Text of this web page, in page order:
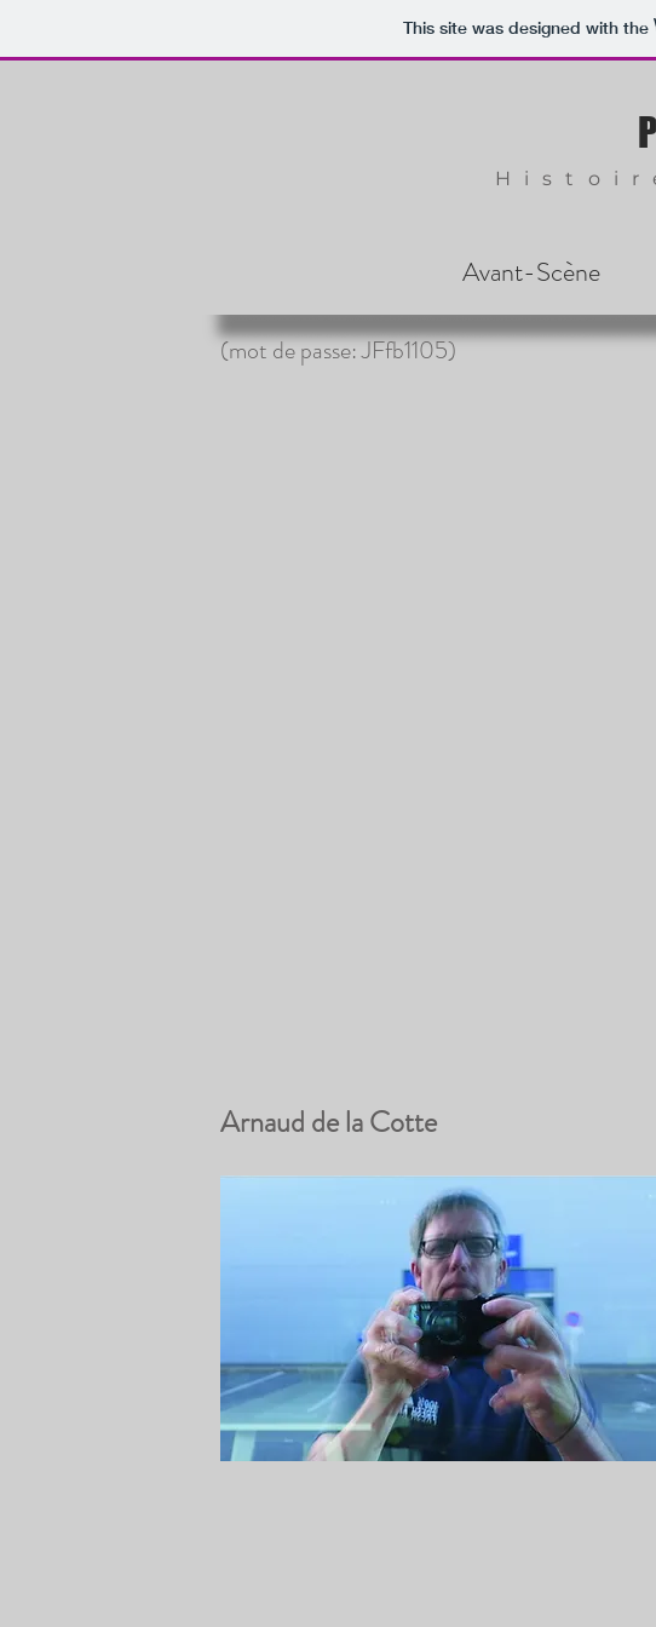
This site was designed with the
Avant-Scène
(mot de passe: JFfb1105)
Arnaud de la Cotte